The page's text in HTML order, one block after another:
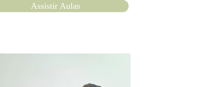
Assistir Aulas